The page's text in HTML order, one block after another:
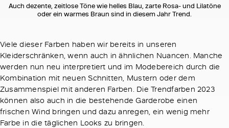
Auch dezente, zeitlose Töne wie helles Blau, zarte Rosa- und Lilatöne
oder ein warmes Braun sind in diesem Jahr Trend.
Viele dieser Farben haben wir bereits in unseren
Kleiderschränken, wenn auch in ähnlichen Nuancen. Manche
werden nun neu interpretiert und im Modebereich durch die
Kombination mit neuen Schnitten, Mustern oder dem
Zusammenspiel mit anderen Farben. Die Trendfarben 2023
können also auch in die bestehende Garderobe einen
frischen Wind bringen und dazu anregen, ein wenig mehr
Farbe in die täglichen Looks zu bringen.